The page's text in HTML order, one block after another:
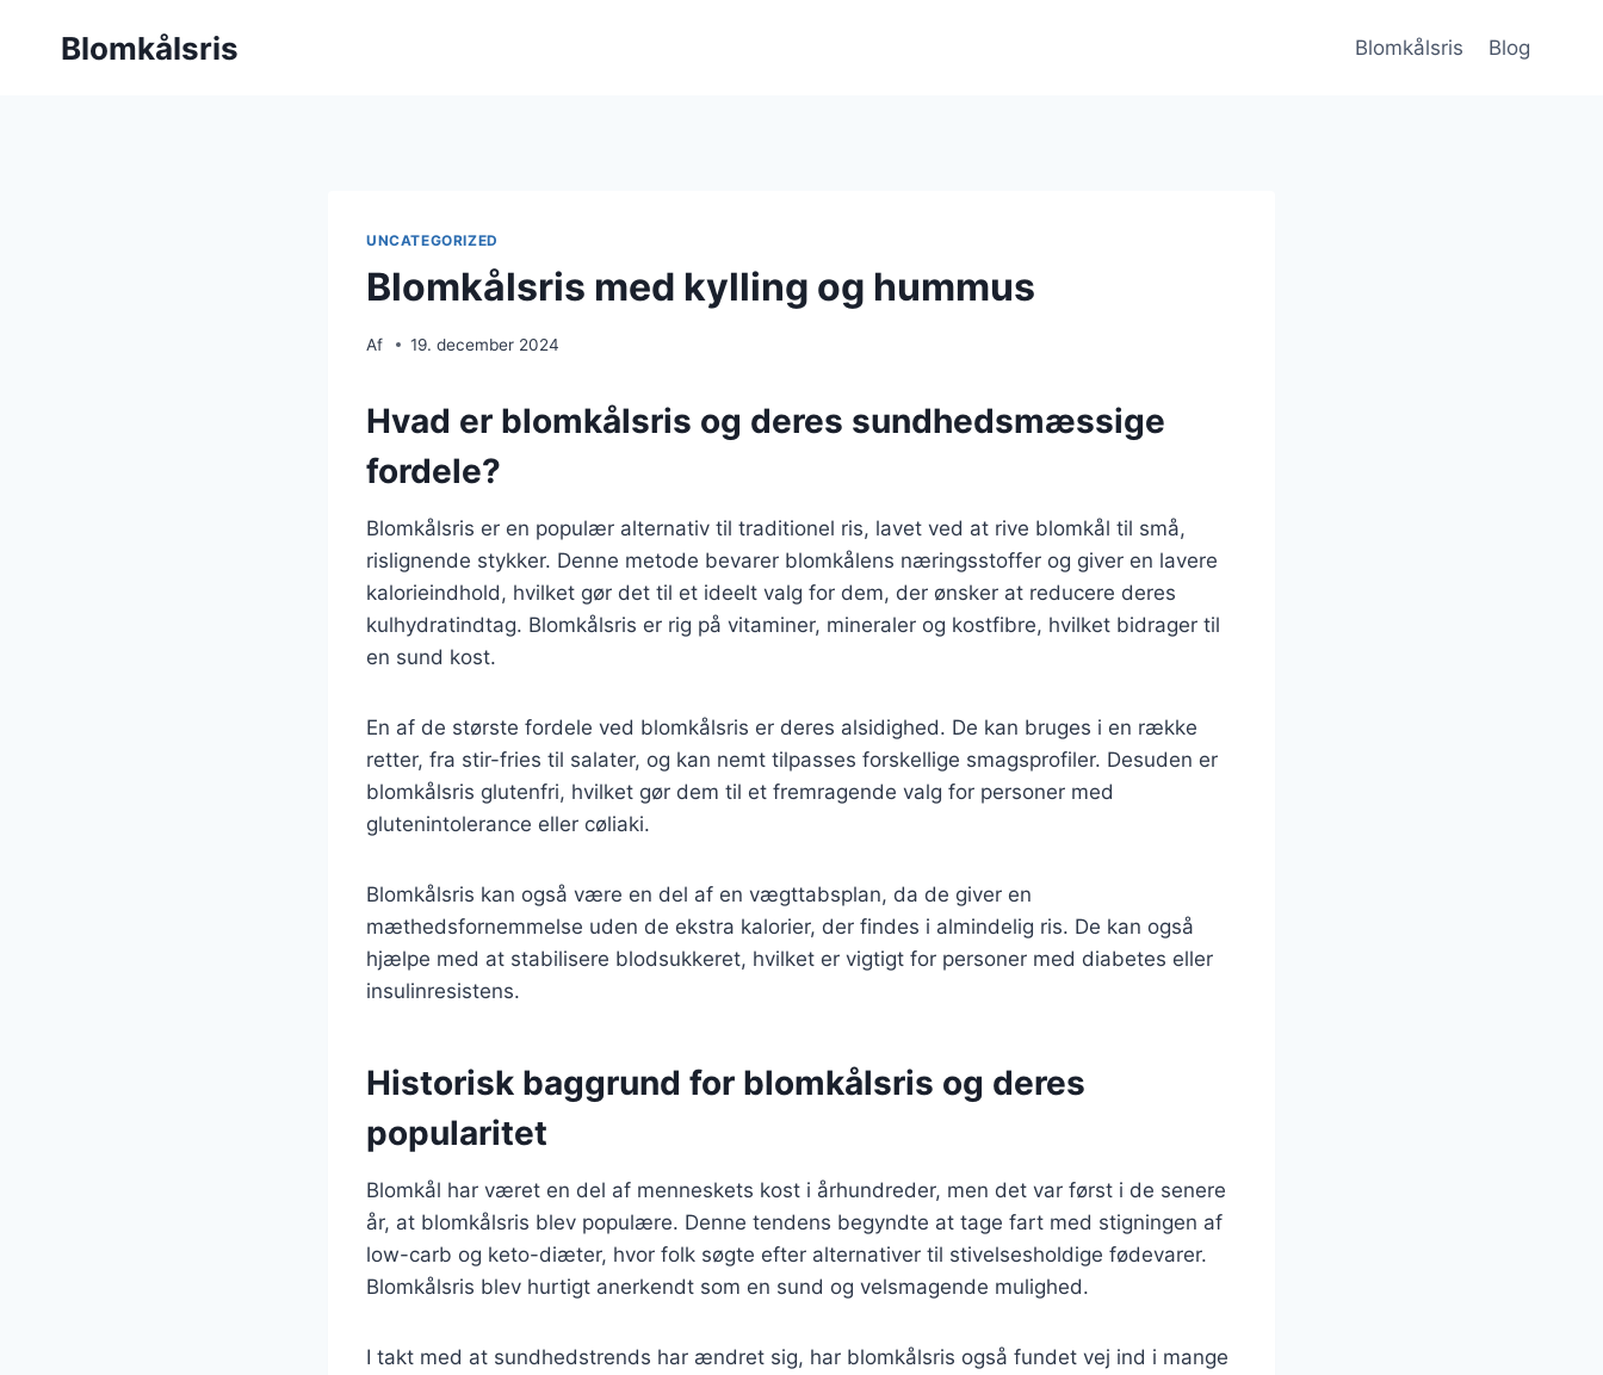
Blomkålsris Blomkålsris Blog
UNCATEGORIZED
Blomkålsris med kylling og hummus
Af 19. december 2024
Hvad er blomkålsris og deres sundhedsmæssige
fordele?
Blomkålsris er en populær alternativ til traditionel ris, lavet ved at rive blomkål til små,
rislignende stykker. Denne metode bevarer blomkålens næringsstoffer og giver en lavere
kalorieindhold, hvilket gør det til et ideelt valg for dem, der ønsker at reducere deres
kulhydratindtag. Blomkålsris er rig på vitaminer, mineraler og kostfibre, hvilket bidrager til
en sund kost.
En af de største fordele ved blomkålsris er deres alsidighed. De kan bruges i en række
retter, fra stir-fries til salater, og kan nemt tilpasses forskellige smagsprofiler. Desuden er
blomkålsris glutenfri, hvilket gør dem til et fremragende valg for personer med
glutenintolerance eller cøliaki.
Blomkålsris kan også være en del af en vægttabsplan, da de giver en
mæthedsfornemmelse uden de ekstra kalorier, der findes i almindelig ris. De kan også
hjælpe med at stabilisere blodsukkeret, hvilket er vigtigt for personer med diabetes eller
insulinresistens.
Historisk baggrund for blomkålsris og deres
popularitet
Blomkål har været en del af menneskets kost i århundreder, men det var først i de senere
år, at blomkålsris blev populære. Denne tendens begyndte at tage fart med stigningen af
low-carb og keto-diæter, hvor folk søgte efter alternativer til stivelsesholdige fødevarer.
Blomkålsris blev hurtigt anerkendt som en sund og velsmagende mulighed.
I takt med at sundhedstrends har ændret sig, har blomkålsris også fundet vej ind i mange